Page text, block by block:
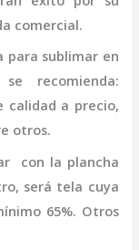
comercial.
para sublimar en
recomienda:
calidad a precio,
otros.
con la plancha
será tela cuya
65%. Otros